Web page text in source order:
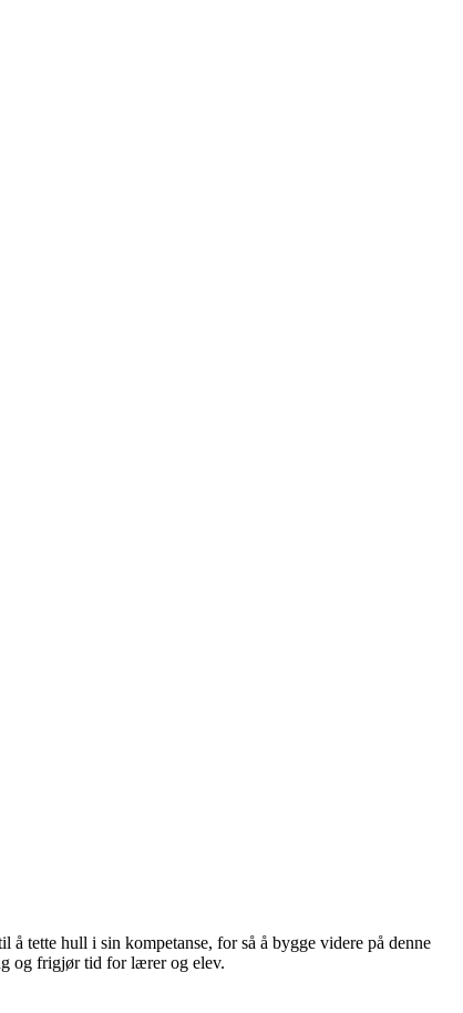
tette hull i sin kompetanse, for så å bygge videre på denne
og frigjør tid for lærer og elev.